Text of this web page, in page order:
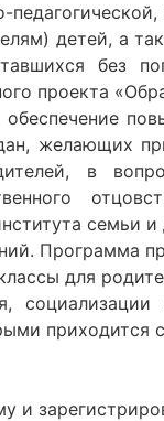
детей, а
без
проекта
желающих
в
семьи
Программа
для
приходится
и